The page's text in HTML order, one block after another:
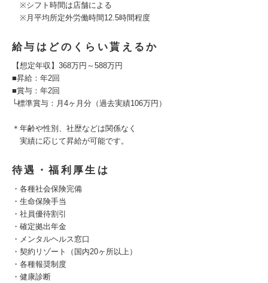
※シフト時間は店舗による
※月平均所定外労働時間12.5時間程度
給与はどのくらい貰えるか
【想定年収】368万円～588万円
■昇給：年2回
■賞与：年2回
└標準賞与：月4ヶ月分（過去実績106万円）
＊年齢や性別、社歴などは関係なく
実績に応じて昇給が可能です。
待遇・福利厚生は
・各種社会保険完備
・生命保険手当
・社員優待割引
・確定拠出年金
・メンタルヘルス窓口
・契約リゾート（国内20ヶ所以上）
・各種報奨制度
・健康診断